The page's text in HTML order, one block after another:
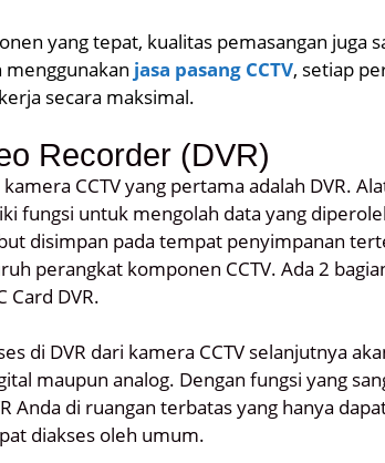
yang tepat, kualitas pemasangan juga
menggunakan jasa pasang CCTV, setiap
secara maksimal.
Recorder (DVR)
CCTV yang pertama adalah DVR.
fungsi untuk mengolah data yang
disimpan pada tempat penyimpanan
perangkat komponen CCTV. Ada 2
Card DVR.
di DVR dari kamera CCTV selanjutnya
maupun analog. Dengan fungsi yang
Anda di ruangan terbatas yang hanya
diakses oleh umum.